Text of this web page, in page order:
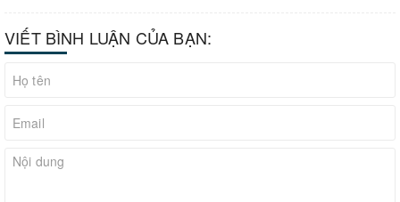
VIẾT BÌNH LUẬN CỦA BẠN: